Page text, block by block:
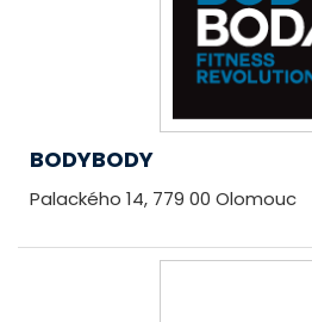
BODYBODY
Palackého 14, 779 00 Olomouc